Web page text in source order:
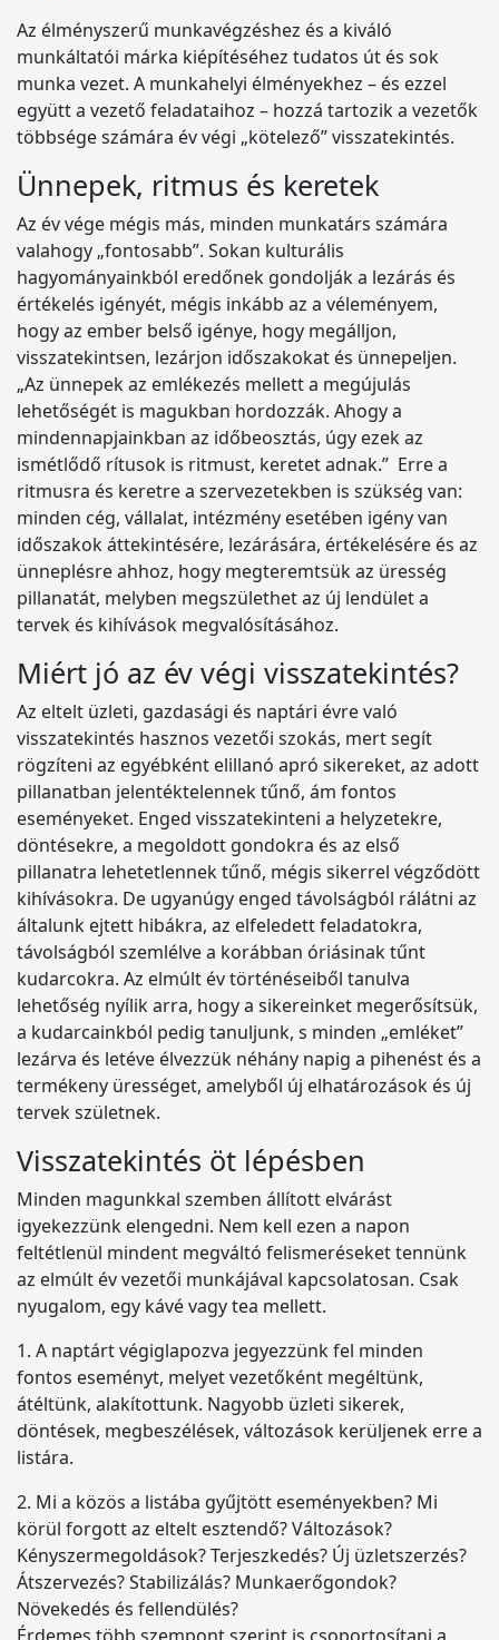
Az élményszerű munkavégzéshez és a kiváló
munkáltatói márka kiépítéséhez tudatos út és sok
munka vezet. A munkahelyi élményekhez – és ezzel
együtt a vezető feladataihoz – hozzá tartozik a vezetők
többsége számára év végi „kötelező” visszatekintés.
Ünnepek, ritmus és keretek
Az év vége mégis más, minden munkatárs számára
valahogy „fontosabb”. Sokan kulturális
hagyományainkból eredőnek gondolják a lezárás és
értékelés igényét, mégis inkább az a véleményem,
hogy az ember belső igénye, hogy megálljon,
visszatekintsen, lezárjon időszakokat és ünnepeljen.
„Az ünnepek az emlékezés mellett a megújulás
lehetőségét is magukban hordozzák. Ahogy a
mindennapjainkban az időbeosztás, úgy ezek az
ismétlődő rítusok is ritmust, keretet adnak.” Erre a
ritmusra és keretre a szervezetekben is szükség van:
minden cég, vállalat, intézmény esetében igény van
időszakok áttekintésére, lezárására, értékelésére és az
ünneplésre ahhoz, hogy megteremtsük az üresség
pillanatát, melyben megszülethet az új lendület a
tervek és kihívások megvalósításához.
Miért jó az év végi visszatekintés?
Az eltelt üzleti, gazdasági és naptári évre való
visszatekintés hasznos vezetői szokás, mert segít
rögzíteni az egyébként elillanó apró sikereket, az adott
pillanatban jelentéktelennek tűnő, ám fontos
eseményeket. Enged visszatekinteni a helyzetekre,
döntésekre, a megoldott gondokra és az első
pillanatra lehetetlennek tűnő, mégis sikerrel végződött
kihívásokra. De ugyanúgy enged távolságból rálátni az
általunk ejtett hibákra, az elfeledett feladatokra,
távolságból szemlélve a korábban óriásinak tűnt
kudarcokra. Az elmúlt év történéseiből tanulva
lehetőség nyílik arra, hogy a sikereinket megerősítsük,
a kudarcainkból pedig tanuljunk, s minden „emléket”
lezárva és letéve élvezzük néhány napig a pihenést és a
termékeny ürességet, amelyből új elhatározások és új
tervek születnek.
Visszatekintés öt lépésben
Minden magunkkal szemben állított elvárást
igyekezzünk elengedni. Nem kell ezen a napon
feltétlenül mindent megváltó felismeréseket tennünk
az elmúlt év vezetői munkájával kapcsolatosan. Csak
nyugalom, egy kávé vagy tea mellett.
1. A naptárt végiglapozva jegyezzünk fel minden
fontos eseményt, melyet vezetőként megéltünk,
átéltünk, alakítottunk. Nagyobb üzleti sikerek,
döntések, megbeszélések, változások kerüljenek erre a
listára.
2. Mi a közös a listába gyűjtött eseményekben? Mi
körül forgott az eltelt esztendő? Változások?
Kényszermegoldások? Terjeszkedés? Új üzletszerzés?
Átszervezés? Stabilizálás? Munkaerőgondok?
Növekedés és fellendülés?